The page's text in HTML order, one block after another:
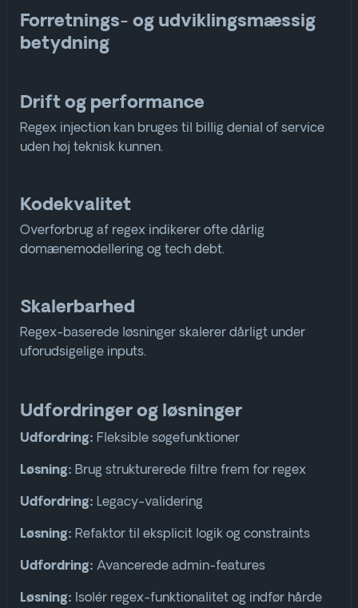
Forretnings- og udviklingsmæssig
betydning
Drift og performance
Regex injection kan bruges til billig denial of service
uden høj teknisk kunnen.
Kodekvalitet
Overforbrug af regex indikerer ofte dårlig
domænemodellering og tech debt.
Skalerbarhed
Regex-baserede løsninger skalerer dårligt under
uforudsigelige inputs.
Udfordringer og løsninger
Udfordring: Fleksible søgefunktioner
Løsning: Brug strukturerede filtre frem for regex
Udfordring: Legacy-validering
Løsning: Refaktor til eksplicit logik og constraints
Udfordring: Avancerede admin-features
Løsning: Isolér regex-funktionalitet og indfør hårde